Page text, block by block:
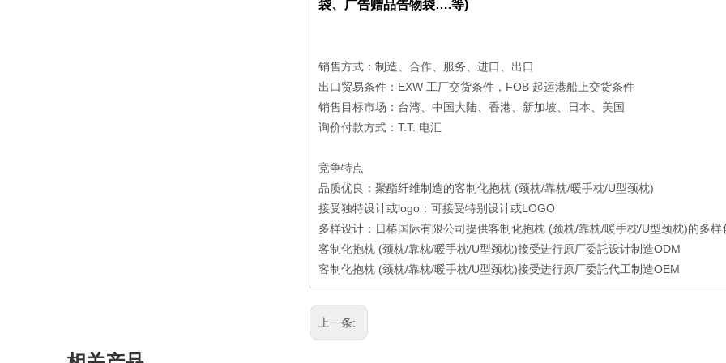
袋、广告赠品告物袋….等)
销售方式：制造、合作、服务、进口、出口
出口贸易条件：EXW 工厂交货条件，FOB 起运港船上交货条件
销售目标市场：台湾、中国大陆、香港、新加坡、日本、美国
询价付款方式：T.T. 电汇
竞争特点
品质优良：聚酯纤维制造的客制化抱枕 (颈枕/靠枕/暖手枕/U型颈枕)
接受独特设计或logo：可接受特别设计或LOGO
多样设计：日椿国际有限公司提供客制化抱枕 (颈枕/靠枕/暖手枕/U型颈枕)的多样
客制化抱枕 (颈枕/靠枕/暖手枕/U型颈枕)接受进行原厂委託设计制造ODM
客制化抱枕 (颈枕/靠枕/暖手枕/U型颈枕)接受进行原厂委託代工制造OEM
上一条: